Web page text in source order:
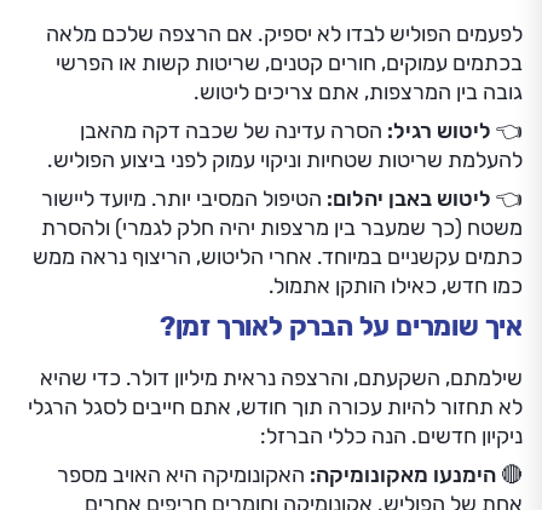
לפעמים הפוליש לבדו לא יספיק. אם הרצפה שלכם מלאה
בכתמים עמוקים, חורים קטנים, שריטות קשות או הפרשי
גובה בין המרצפות, אתם צריכים ליטוש.
👈 ליטוש רגיל: הסרה עדינה של שכבה דקה מהאבן
להעלמת שריטות שטחיות וניקוי עמוק לפני ביצוע הפוליש.
👈 ליטוש באבן יהלום: הטיפול המסיבי יותר. מיועד ליישור
משטח (כך שמעבר בין מרצפות יהיה חלק לגמרי) ולהסרת
כתמים עקשניים במיוחד. אחרי הליטוש, הריצוף נראה ממש
כמו חדש, כאילו הותקן אתמול.
איך שומרים על הברק לאורך זמן?
שילמתם, השקעתם, והרצפה נראית מיליון דולר. כדי שהיא
לא תחזור להיות עכורה תוך חודש, אתם חייבים לסגל הרגלי
ניקיון חדשים. הנה כללי הברזל:
🔴 הימנעו מאקונומיקה: האקונומיקה היא האויב מספר
אחת של הפוליש. אקונומיקה וחומרים חריפים אחרים